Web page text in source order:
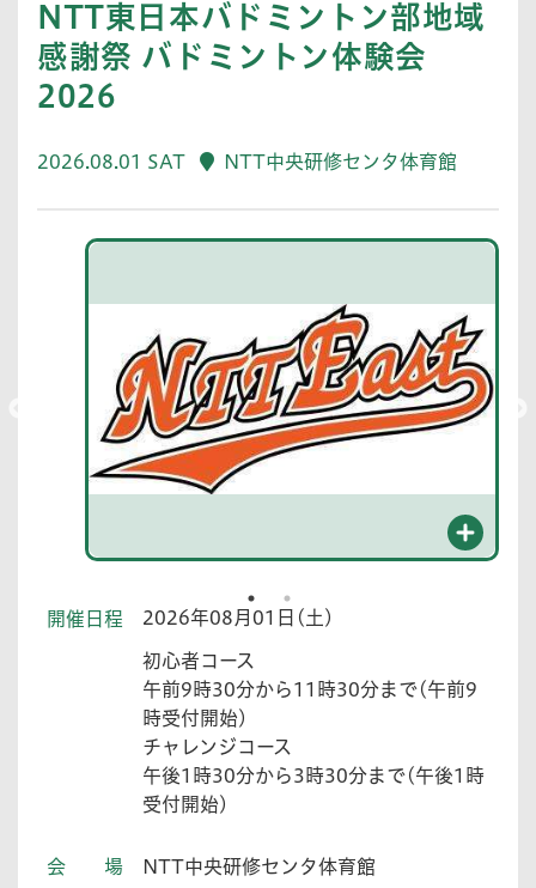
NTT東日本バドミントン部地域
感謝祭 バドミントン体験会
2026
2026.08.01 SAT NTT中央研修センタ体育館
開催日程 2026年08月01日(土)
初心者コース
午前9時30分から11時30分まで(午前9
時受付開始)
チャレンジコース
午後1時30分から3時30分まで(午後1時
受付開始)
会場 NTT中央研修センタ体育館